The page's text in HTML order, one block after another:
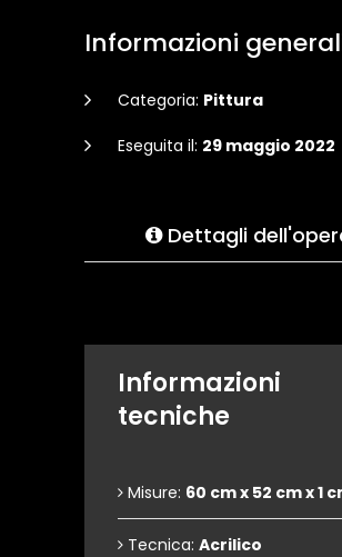
Informazioni
Categoria: Pittura
Eseguita il: 29 maggio 2022
Dettagli
Informazioni
tecniche
Misure: 60 cm x 52 cm x 1
Tecnica: Acrilico